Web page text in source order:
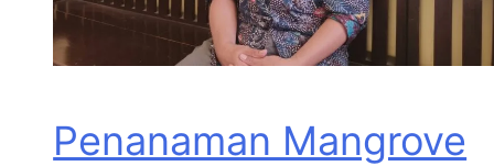
Penanaman Mangrove